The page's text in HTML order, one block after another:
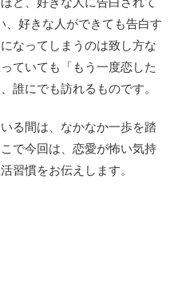
、好きな人ができても告白す
なってしまうのは致し方な
ていても「もう一度恋した
誰にでも訪れるものです。
る間は、なかなか一歩を踏
で今回は、恋愛が怖い気持
習慣をお伝えします。